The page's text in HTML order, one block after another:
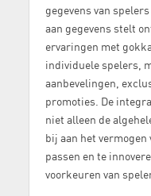
gegevens van
aan gegevens stelt
ervaringen met
individuele spelers,
aanbevelingen,
promoties. De
niet alleen de
bij aan het
passen en te
voorkeuren van